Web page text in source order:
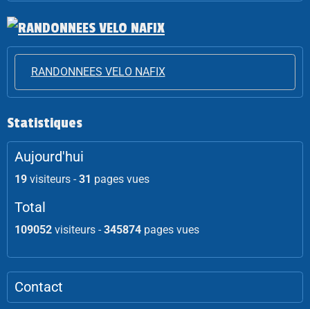
RANDONNEES VELO NAFIX
Statistiques
Aujourd'hui
19 visiteurs -31 pages vues
Total
109052 visiteurs -345874 pages vues
Contact